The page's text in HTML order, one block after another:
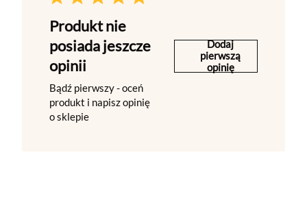
Produkt nie
posiada jeszcze
opinii
Bądź pierwszy - oceń
produkt i napisz opinię
o sklepie
Dodaj
pierwszą
opinię